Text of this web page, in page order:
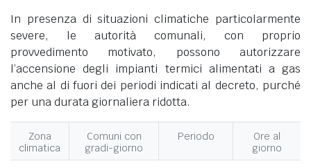
In presenza di situazioni climatiche particolarmente
severe, le autorità comunali, con proprio
provvedimento motivato, possono autorizzare
l’accensione degli impianti termici alimentati a gas
anche al di fuori dei periodi indicati al decreto, purché
per una durata giornaliera ridotta.
Zona
climatica
Comuni con
gradi-giorno
Periodo
Ore al
giorno